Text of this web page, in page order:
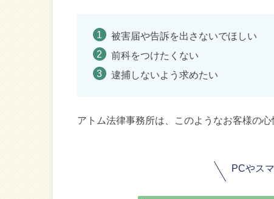
被害届や告訴を出さないでほしい
前科をつけたくない
逮捕しないよう求めたい
アトム法律事務所は、このようなお客様の
PCやス